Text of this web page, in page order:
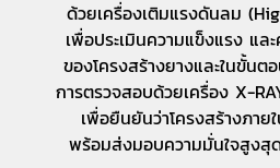
ด้วยเครื่องเติมแรงดันลม
เพื่อประเมินความแข็งแรง แล
ของโครงสร้างยางและในขั้นต
การตรวจสอบด้วยเครื่อง X-
เพื่อยืนยันว่าโครงสร้างภาย
พร้อมส่งมอบความมั่นใจสูงสุ